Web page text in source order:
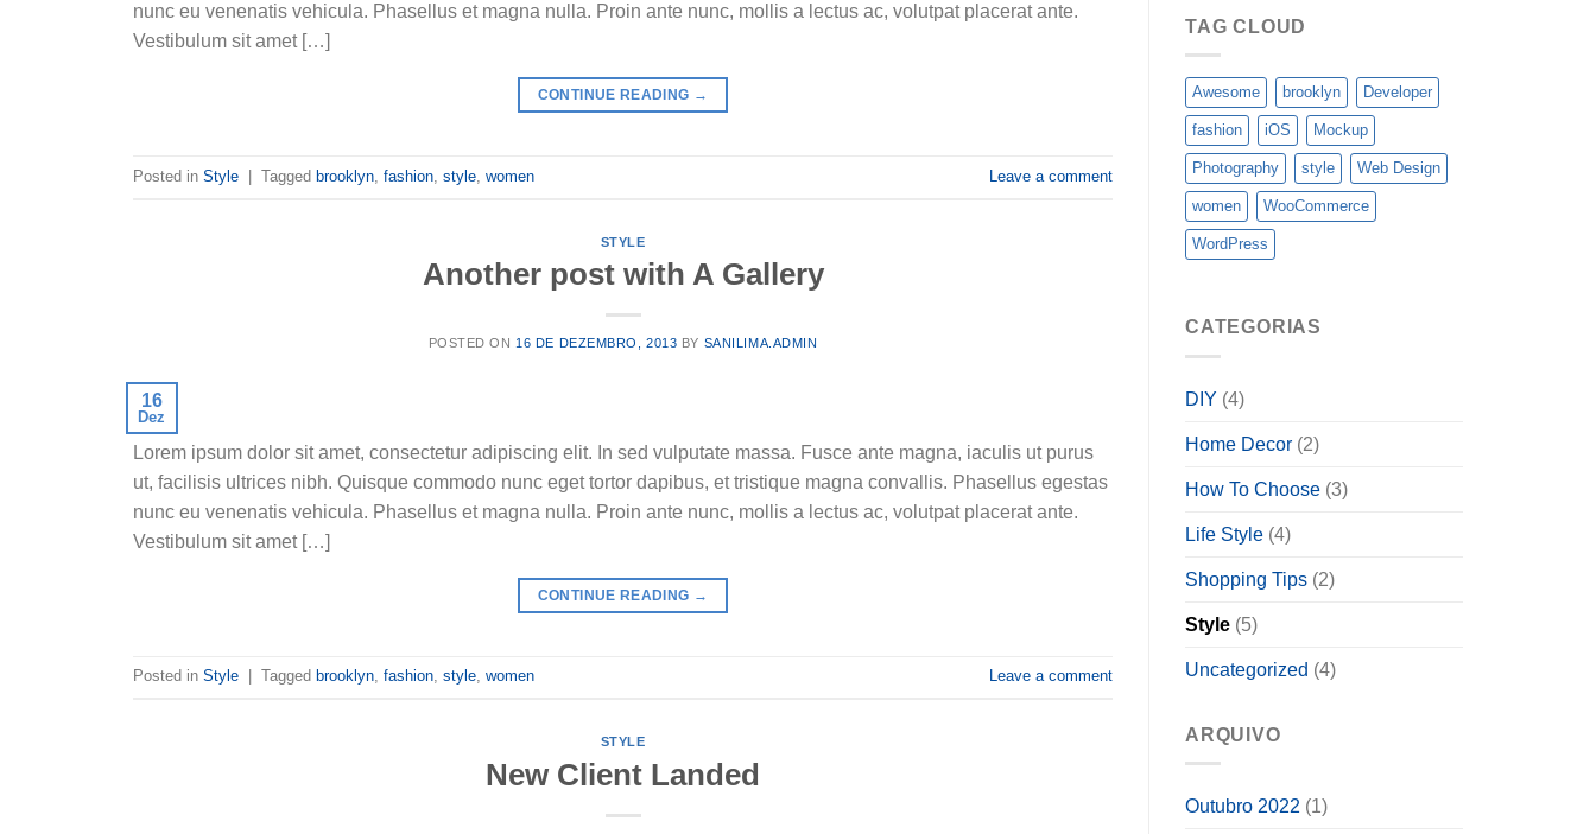
nunc eu venenatis vehicula. Phasellus et magna nulla. Proin ante nunc, mollis a lectus ac, volutpat placerat ante.
Vestibulum sit amet […]
CONTINUE READING →
Posted in Style Tagged brooklyn fashion style women Leave a comment
STYLE
Another post with A Gallery
POSTED ON 16 DE DEZEMBRO, 2013 BY SANILIMA.ADMIN
16
Dez
Lorem ipsum dolor sit amet, consectetur adipiscing elit. In sed vulputate massa. Fusce ante magna, iaculis ut purus
ut, facilisis ultrices nibh. Quisque commodo nunc eget tortor dapibus, et tristique magna convallis. Phasellus egestas
nunc eu venenatis vehicula. Phasellus et magna nulla. Proin ante nunc, mollis a lectus ac, volutpat placerat ante.
Vestibulum sit amet […]
CONTINUE READING →
Posted in Style Tagged brooklyn, fashion, style, women Leave a comment
STYLE
New Client Landed
TAG CLOUD
Awesome brooklyn Developer
fashion iOS Mockup
Photography style Web Design
women WooCommerce
WordPress
CATEGORIAS
DIY (4)
Home Decor (2)
How To Choose (3)
Life Style (4)
Shopping Tips (2)
Style (5)
Uncategorized (4)
ARQUIVO
Outubro 2022 (1)